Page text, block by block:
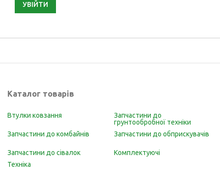
УВІЙТИ
Каталог товарів
Втулки ковзання
Запчастини до
грунтообробної техніки
Запчастини до комбайнів
Запчастини до обприскувачів
Запчастини до сівалок
Комплектуючі
Техніка